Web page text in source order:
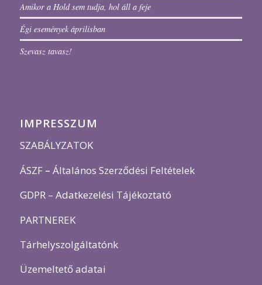
Amikor a Hold sem tudja, hol áll a feje
Égi események áprilisban
Szevasz tavasz!
IMPRESSZUM
SZABÁLYZATOK
ÁSZF– Általános Szerződési Feltételek
GDPR – Adatkezelési Tájékoztató
PARTNEREK
Tárhelyszolgáltatónk
Üzemeltető adatai